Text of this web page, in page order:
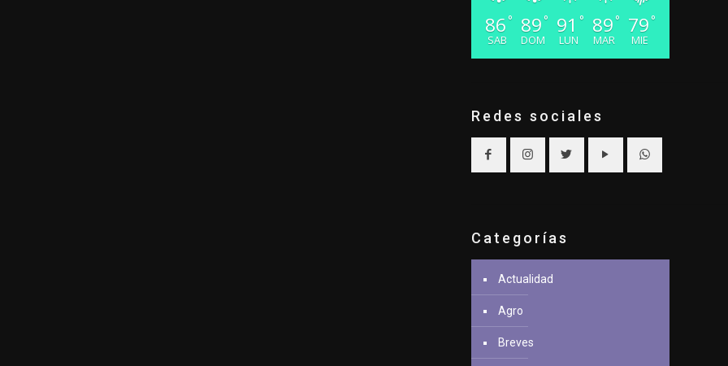
86 °
SAB
89 °
DOM
91 °
LUN
89 °
MAR
79 °
MIE
Redes sociales
Categorías
Actualidad
Agro
Breves